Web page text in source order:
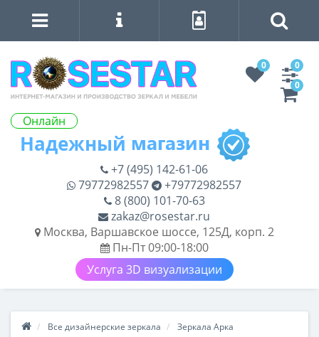
Онлайн
0
0
0
+7 (495) 142-61-06
79772982557
+79772982557
8 (800) 101-70-63
zakaz@rosestar.ru
Москва, Варшавское шоссе, 125Д, корп. 2
Пн-Пт 09:00-18:00
Услуга 3D визуализации
Все дизайнерские зеркала Зеркала Арка